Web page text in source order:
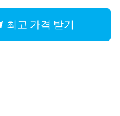
최고 가격 받기